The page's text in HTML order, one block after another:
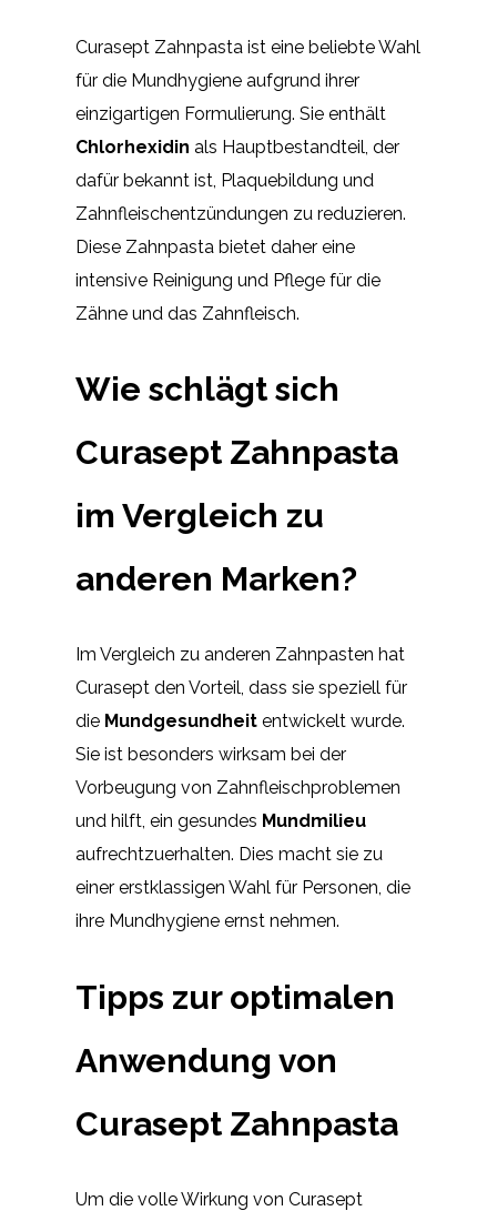
Curasept Zahnpasta ist eine beliebte Wahl
für die Mundhygiene aufgrund ihrer
einzigartigen Formulierung. Sie enthält
Chlorhexidin als Hauptbestandteil, der
dafür bekannt ist, Plaquebildung und
Zahnfleischentzündungen zu reduzieren.
Diese Zahnpasta bietet daher eine
intensive Reinigung und Pflege für die
Zähne und das Zahnfleisch.
Wie schlägt sich
Curasept Zahnpasta
im Vergleich zu
anderen Marken?
Im Vergleich zu anderen Zahnpasten hat
Curasept den Vorteil, dass sie speziell für
die Mundgesundheit entwickelt wurde.
Sie ist besonders wirksam bei der
Vorbeugung von Zahnfleischproblemen
und hilft, ein gesundes Mundmilieu
aufrechtzuerhalten. Dies macht sie zu
einer erstklassigen Wahl für Personen, die
ihre Mundhygiene ernst nehmen.
Tipps zur optimalen
Anwendung von
Curasept Zahnpasta
Um die volle Wirkung von Curasept